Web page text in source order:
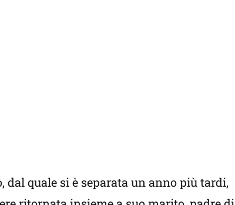
dal quale si è separata un anno più tardi,